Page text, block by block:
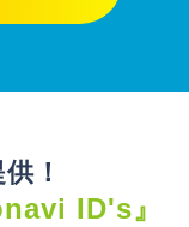
！
ID's』